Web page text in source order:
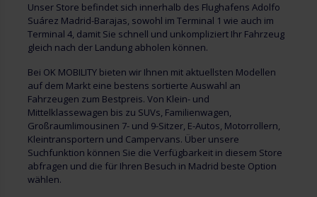
Unser Store befindet sich innerhalb des Flughafens Adolfo
Suárez Madrid-Barajas, sowohl im Terminal 1 wie auch im
Terminal 4, damit Sie schnell und unkompliziert Ihr Fahrzeug
gleich nach der Landung abholen können.
Bei OK MOBILITY bieten wir Ihnen mit aktuellsten Modellen
auf dem Markt eine bestens sortierte Auswahl an
Fahrzeugen zum Bestpreis. Von Klein- und
Mittelklassewagen bis zu SUVs, Familienwagen,
Großraumlimousinen 7- und 9-Sitzer, E-Autos, Motorrollern,
Kleintransportern und Campervans. Über unsere
Suchfunktion können Sie die Verfügbarkeit in diesem Store
abfragen und die für Ihren Besuch in Madrid beste Option
wählen.